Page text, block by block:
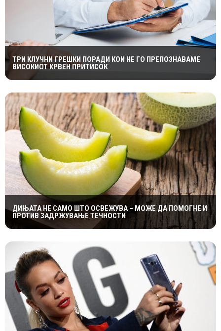
ТРИ КЛУЧНИ ГРЕШКИ ПОРАДИ КОИ НЕ ГО ПРЕПОЗНАВАМЕ
ВИСОКИОТ КРВЕН ПРИТИСОК
ДИЊАТА НЕ САМО ШТО ОСВЕЖУВА – МОЖЕ ДА ПОМОГНЕ И
ПРОТИВ ЗАДРЖУВАЊЕ ТЕЧНОСТИ